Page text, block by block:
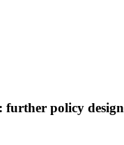
further policy